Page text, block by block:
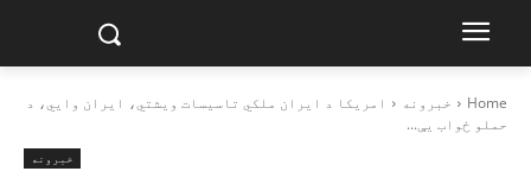
Home خبرونه
امریکا د ایران ملکي تاسیسات ویشتي، ایران وايي، د
حملو ځواب یې...
خبرونه